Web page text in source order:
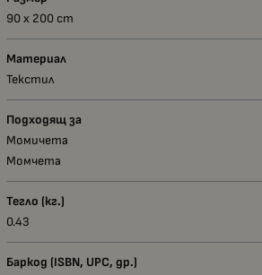
90 x 200 сm
Материал
Текстил
Подходящ за
Момичета
Момчета
Тегло (кг.)
0.43
Баркод (ISBN, UPC, др.)